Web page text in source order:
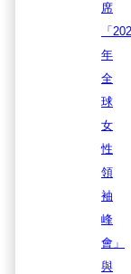
席
「
年
全
球
女
性
領
袖
峰
會」
與